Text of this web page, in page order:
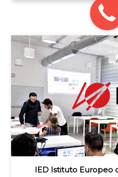
IED Istituto Europeo